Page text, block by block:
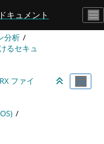
キュメント
分析
るセキュ
ファイ